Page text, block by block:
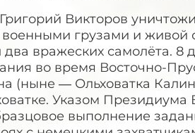
Викторов
грузами и живой
вражеских самолёта. 8
во время Восточно-
(ныне — Ольховатка
Указом Президиума
выполнение